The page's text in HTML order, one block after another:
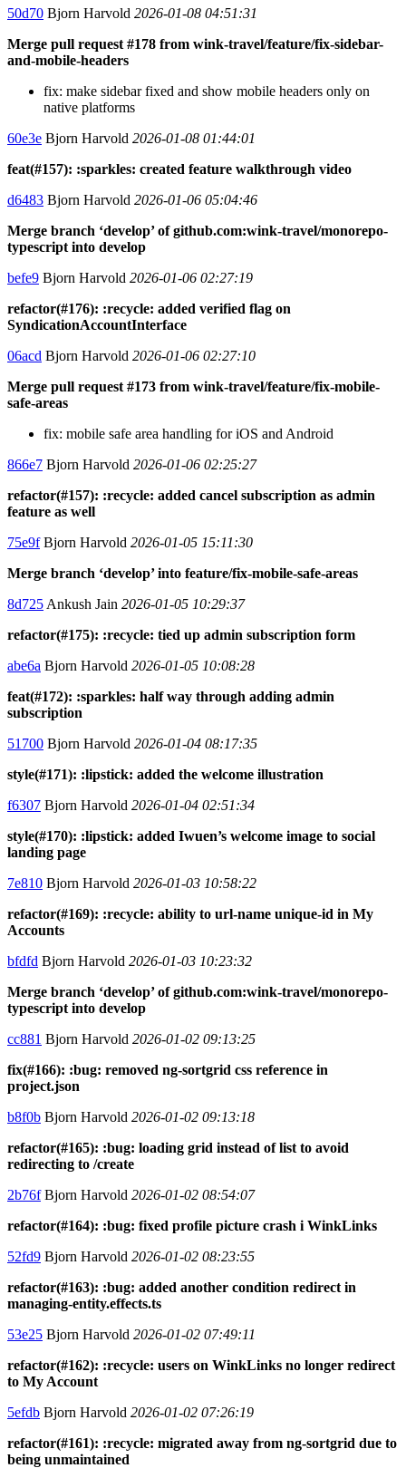
50d70 Bjorn Harvold 2026-01-08 04:51:31
Merge pull request #178 from wink-travel/feature/fix-sidebar-
and-mobile-headers
fix: make sidebar fixed and show mobile headers only on
native platforms
60e3e Bjorn Harvold 2026-01-08 01:44:01
feat(#157): :sparkles: created feature walkthrough video
d6483 Bjorn Harvold 2026-01-06 05:04:46
Merge branch ‘develop’ of github.com:wink-travel/monorepo-
typescript into develop
befe9 Bjorn Harvold 2026-01-06 02:27:19
refactor(#176): :recycle: added verified flag on
SyndicationAccountInterface
06acd Bjorn Harvold 2026-01-06 02:27:10
Merge pull request #173 from wink-travel/feature/fix-mobile-
safe-areas
fix: mobile safe area handling for iOS and Android
866e7 Bjorn Harvold 2026-01-06 02:25:27
refactor(#157): :recycle: added cancel subscription as admin
feature as well
75e9fBjorn Harvold 2026-01-05 15:11:30
Merge branch ‘develop’ into feature/fix-mobile-safe-areas
8d725 Ankush Jain 2026-01-05 10:29:37
refactor(#175): :recycle: tied up admin subscription form
abe6a Bjorn Harvold 2026-01-05 10:08:28
feat(#172): :sparkles: half way through adding admin
subscription
51700 Bjorn Harvold 2026-01-04 08:17:35
style(#171): :lipstick: added the welcome illustration
f6307 Bjorn Harvold 2026-01-04 02:51:34
style(#170): :lipstick: added Iwuen’s welcome image to social
landing page
7e810 Bjorn Harvold 2026-01-03 10:58:22
refactor(#169): :recycle: ability to url-name unique-id in My
Accounts
bfdfd Bjorn Harvold 2026-01-03 10:23:32
Merge branch ‘develop’ of github.com:wink-travel/monorepo-
typescript into develop
cc881 Bjorn Harvold 2026-01-02 09:13:25
fix(#166): :bug: removed ng-sortgrid css reference in
project.json
b8f0b Bjorn Harvold 2026-01-02 09:13:18
refactor(#165): :bug: loading grid instead of list to avoid
redirecting to /create
2b76fBjorn Harvold 2026-01-02 08:54:07
refactor(#164): :bug: fixed profile picture crash i WinkLinks
52fd9 Bjorn Harvold 2026-01-02 08:23:55
refactor(#163): :bug: added another condition redirect in
managing-entity.effects.ts
53e25 Bjorn Harvold 2026-01-02 07:49:11
refactor(#162): :recycle: users on WinkLinks no longer redirect
to My Account
5efdb Bjorn Harvold 2026-01-02 07:26:19
refactor(#161): :recycle: migrated away from ng-sortgrid due to
being unmaintained